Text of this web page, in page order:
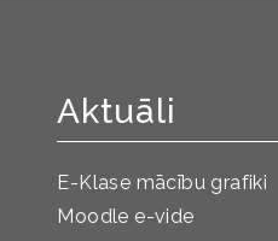
Aktuāli
E-Klase mācību grafiki
Moodle e-vide